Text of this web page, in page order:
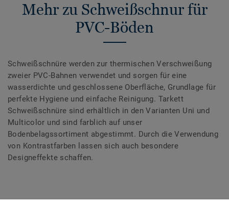
Mehr zu Schweißschnur für
PVC-Böden
Schweißschnüre werden zur thermischen Verschweißung
zweier PVC-Bahnen verwendet und sorgen für eine
wasserdichte und geschlossene Oberfläche, Grundlage für
perfekte Hygiene und einfache Reinigung. Tarkett
Schweißschnüre sind erhältlich in den Varianten Uni und
Multicolor und sind farblich auf unser
Bodenbelagssortiment abgestimmt. Durch die Verwendung
von Kontrastfarben lassen sich auch besondere
Designeffekte schaffen.